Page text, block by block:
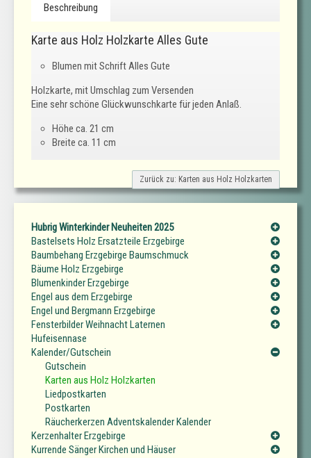
Beschreibung
Karte aus Holz Holzkarte Alles Gute
Blumen mit Schrift Alles Gute
Holzkarte, mit Umschlag zum Versenden
Eine sehr schöne Glückwunschkarte für jeden Anlaß.
Höhe ca. 21 cm
Breite ca. 11 cm
Zurück zu: Karten aus Holz Holzkarten
Hubrig Winterkinder Neuheiten 2025
Bastelsets Holz Ersatzteile Erzgebirge
Baumbehang Erzgebirge Baumschmuck
Bäume Holz Erzgebirge
Blumenkinder Erzgebirge
Engel aus dem Erzgebirge
Engel und Bergmann Erzgebirge
Fensterbilder Weihnacht Laternen
Hufeisennase
Kalender/Gutschein
Gutschein
Karten aus Holz Holzkarten
Liedpostkarten
Postkarten
Räucherkerzen Adventskalender Kalender
Kerzenhalter Erzgebirge
Kurrende Sänger Kirchen und Häuser